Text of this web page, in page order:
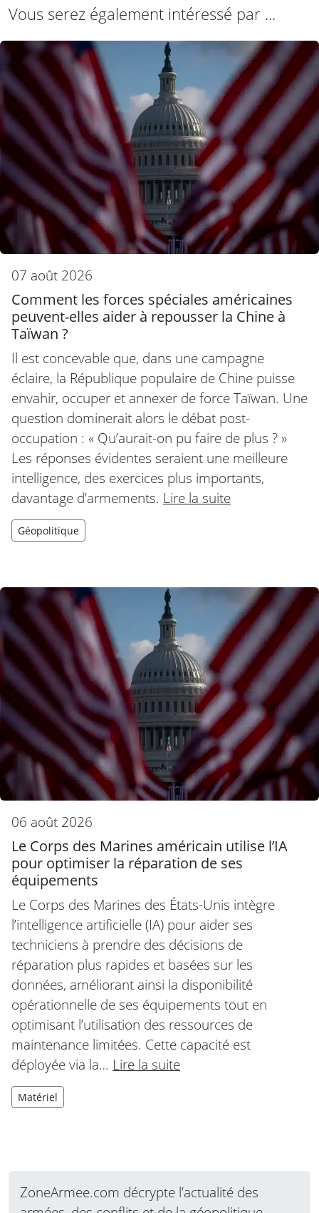
Vous serez également intéressé par ...
07 août 2026
Comment les forces spéciales américaines
peuvent-elles aider à repousser la Chine à
Taïwan ?
Il est concevable que, dans une campagne
éclaire, la République populaire de Chine puisse
envahir, occuper et annexer de force Taïwan. Une
question dominerait alors le débat post-
occupation : « Qu’aurait-on pu faire de plus ? »
Les réponses évidentes seraient une meilleure
intelligence, des exercices plus importants,
davantage d’armements. Lire la suite
Géopolitique
06 août 2026
Le Corps des Marines américain utilise l’IA
pour optimiser la réparation de ses
équipements
Le Corps des Marines des États-Unis intègre
l’intelligence artificielle (IA) pour aider ses
techniciens à prendre des décisions de
réparation plus rapides et basées sur les
données, améliorant ainsi la disponibilité
opérationnelle de ses équipements tout en
optimisant l’utilisation des ressources de
maintenance limitées. Cette capacité est
déployée via la… Lire la suite
Matériel
ZoneArmee.com décrypte l’actualité des